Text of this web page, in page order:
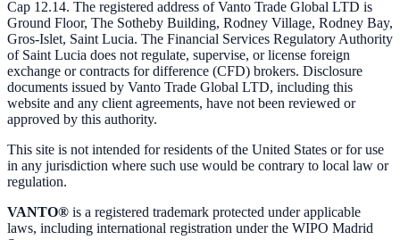
Cap 12.14. The registered address of Vanto Trade Global LTD is
Ground Floor, The Sotheby Building, Rodney Village, Rodney Bay,
Gros-Islet, Saint Lucia. The Financial Services Regulatory Authority
of Saint Lucia does not regulate, supervise, or license foreign
exchange or contracts for difference (CFD) brokers. Disclosure
documents issued by Vanto Trade Global LTD, including this
website and any client agreements, have not been reviewed or
approved by this authority.
This site is not intended for residents of the United States or for use
in any jurisdiction where such use would be contrary to local law or
regulation.
VANTO® is a registered trademark protected under applicable
laws, including international registration under the WIPO Madrid